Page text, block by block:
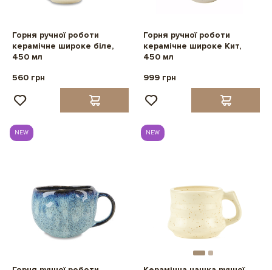
Горня ручної роботи
керамічне широке біле,
450 мл
560 грн
Горня ручної роботи
керамічне широке Кит,
450 мл
999 грн
NEW NEW